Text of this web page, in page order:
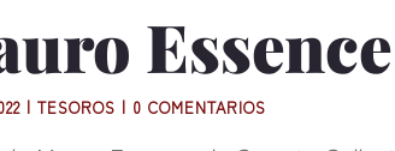
Essence
|TESOROS | 0 COMENTARIOS